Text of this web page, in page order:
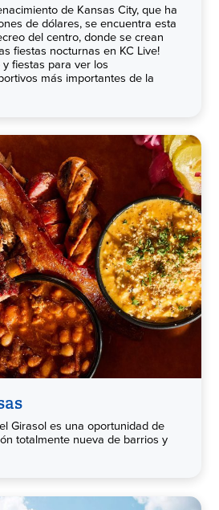
de Kansas City, que ha
de dólares, se encuentra esta
del centro, donde se crean
fiestas nocturnas en KC Live!
fiestas para ver los
más importantes de la
Girasol es una oportunidad de
totalmente nueva de barrios y